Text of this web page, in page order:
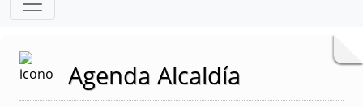
Agenda Alcaldía